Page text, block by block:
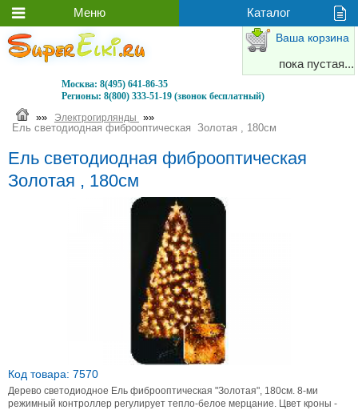
Москва: 8(495) 641-86-35
Регионы: 8(800) 333-51-19 (звонок бесплатный)
Ваша корзина
пока пустая...
»» Электрогирлянды
»»
Ель светодиодная фиброоптическая Золотая , 180см
Ель светодиодная фиброоптическая
Золотая , 180см
Код товара: 7570
Дерево светодиодное Ель фиброоптическая "Золотая", 180см. 8-ми
режимный контроллер регулирует тепло-белое мерцание. Цвет кроны -